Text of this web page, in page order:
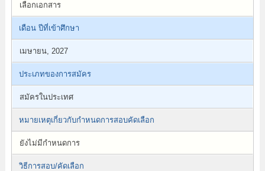
เลือกเอกสาร
เดือน ปีที่เข้าศึกษา
เมษายน, 2027
ประเภทของการสมัคร
สมัครในประเทศ
หมายเหตุเกี่ยวกับกำหนดการสอบคัดเลือก
ยังไม่มีกำหนดการ
วิธีการสอบ/คัดเลือก